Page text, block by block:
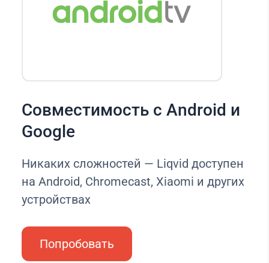
Совместимость с Android и
Google
Никаких сложностей — Liqvid доступен
на Android, Chromecast, Xiaomi и других
устройствах
Попробовать